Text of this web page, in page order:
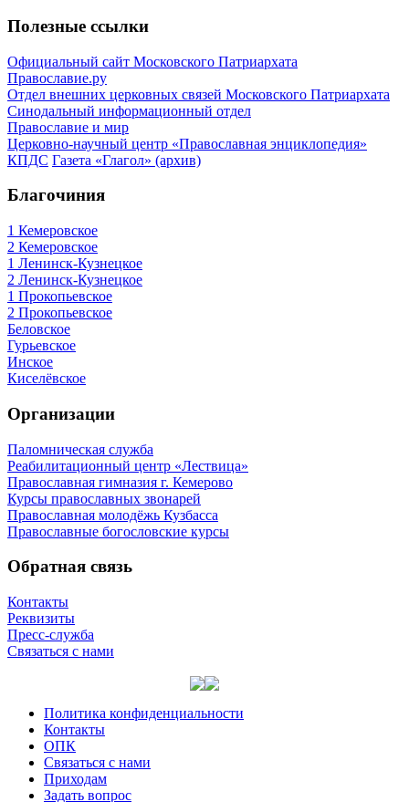
Полезные ссылки
Официальный сайт Московского Патриархата
Православие.ру
Отдел внешних церковных связей Московского Патриархата
Синодальный информационный отдел
Православие и мир
Церковно-научный центр «Православная энциклопедия»
КПДС Газета «Глагол» (архив)
Благочиния
1 Кемеровское
2 Кемеровское
1 Ленинск-Кузнецкое
2 Ленинск-Кузнецкое
1 Прокопьевское
2 Прокопьевское
Беловское
Гурьевское
Инское
Киселёвское
Организации
Паломническая служба
Реабилитационный центр «Лествица»
Православная гимназия г. Кемерово
Курсы православных звонарей
Православная молодёжь Кузбасса
Православные богословские курсы
Обратная связь
Контакты
Реквизиты
Пресс-служба
Связаться с нами
Политика конфиденциальности
Контакты
ОПК
Связаться с нами
Приходам
Задать вопрос